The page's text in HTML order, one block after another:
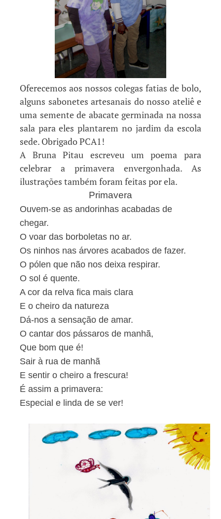
Oferecemos aos nossos colegas fatias de bolo,
alguns sabonetes artesanais do nosso ateliê e
uma semente de abacate germinada na nossa
sala para eles plantarem no jardim da escola
sede. Obrigado PCA1!
A Bruna Pitau escreveu um poema para
celebrar a primavera envergonhada. As
ilustrações também foram feitas por ela.
Primavera
Ouvem-se as andorinhas acabadas de
chegar.
O voar das borboletas no ar.
Os ninhos nas árvores acabados de fazer.
O pólen que não nos deixa respirar.
O sol é quente.
A cor da relva fica mais clara
E o cheiro da natureza
Dá-nos a sensação de amar.
O cantar dos pássaros de manhã,
Que bom que é!
Sair à rua de manhã
E sentir o cheiro a frescura!
É assim a primavera:
Especial e linda de se ver!